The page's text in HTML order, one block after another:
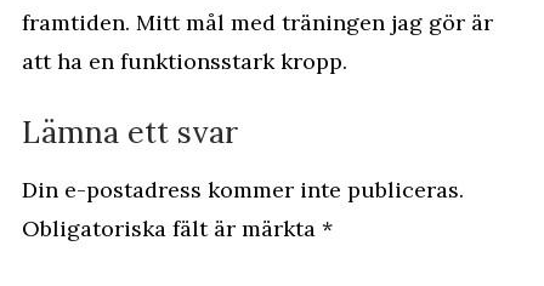
framtiden. Mitt mål med träningen jag gör är
att ha en funktionsstark kropp.
Lämna ett svar
Din e-postadress kommer inte publiceras.
Obligatoriska fält är märkta *